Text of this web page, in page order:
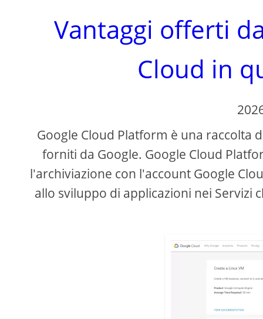
Vantaggi offerti
Cloud in
Google Cloud Platform è una raccolta
forniti da Google. Google Cloud
l'archiviazione con l'account Google
allo sviluppo di applicazioni nei Servizi